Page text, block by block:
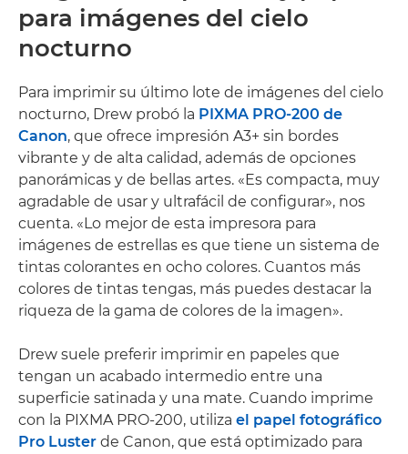
para imágenes del cielo
nocturno
Para imprimir su último lote de imágenes del cielo
nocturno, Drew probó la PIXMA PRO-200 de
Canon, que ofrece impresión A3+ sin bordes
vibrante y de alta calidad, además de opciones
panorámicas y de bellas artes. «Es compacta, muy
agradable de usar y ultrafácil de configurar», nos
cuenta. «Lo mejor de esta impresora para
imágenes de estrellas es que tiene un sistema de
tintas colorantes en ocho colores. Cuantos más
colores de tintas tengas, más puedes destacar la
riqueza de la gama de colores de la imagen».
Drew suele preferir imprimir en papeles que
tengan un acabado intermedio entre una
superficie satinada y una mate. Cuando imprime
con la PIXMA PRO-200, utiliza el papel fotográfico
Pro Luster de Canon, que está optimizado para